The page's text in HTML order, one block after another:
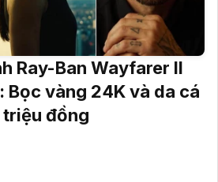
Ray-Ban Wayfarer II
Bọc vàng 24K và da cá
đồng